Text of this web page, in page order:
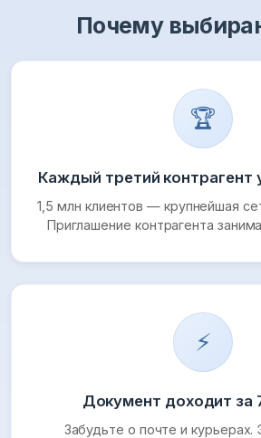
Почему
🏆
Каждый третий контрагент
1,5 млн клиентов — крупнейшая
Приглашение контрагента
⚡
Документ доходит за
Забудьте о почте и курьерах.